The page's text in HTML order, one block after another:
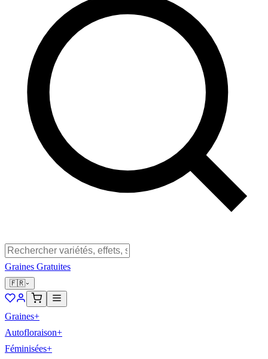
Graines Gratuites
🇫🇷
Graines+
Autofloraison+
Féminisées+